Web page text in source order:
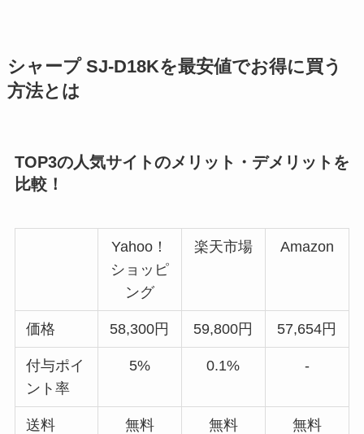
シャープ SJ-D18Kを最安値でお得に買う
方法とは
TOP3の人気サイトのメリット・デメリットを
比較！
Yahoo！
ショッピ
ング
楽天市場 Amazon
価格 58,300円 59,800円 57,654円
付与ポイ
ント率
5% 0.1% -
送料 無料 無料 無料